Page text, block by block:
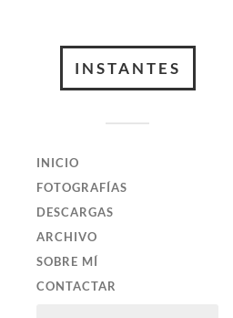
INSTANTES
INICIO
FOTOGRAFÍAS
DESCARGAS
ARCHIVO
SOBRE MÍ
CONTACTAR